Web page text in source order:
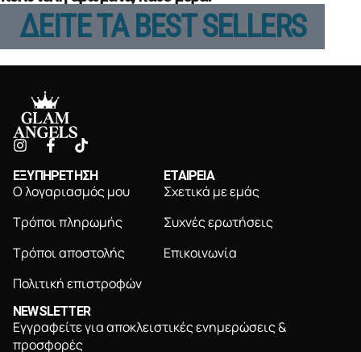
ΔΕΙΤΕ ΤΑ BEST SELLERS
ΕΞΥΠΗΡΕΤΗΣΗ
Ο λογαριασμός μου
Τρόποι πληρωμής
Τρόποι αποστολής
Πολιτική επιστροφών
ΕΤΑΙΡΕΙΑ
Σχετικά με εμάς
Συχνές ερωτήσεις
Επικοινωνία
NEWSLETTER
Εγγραφείτε για αποκλειστικές ενημερώσεις &
προσφορές